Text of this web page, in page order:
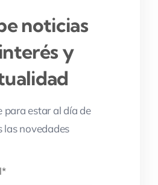
noticias
y
para estar al día de
las novedades